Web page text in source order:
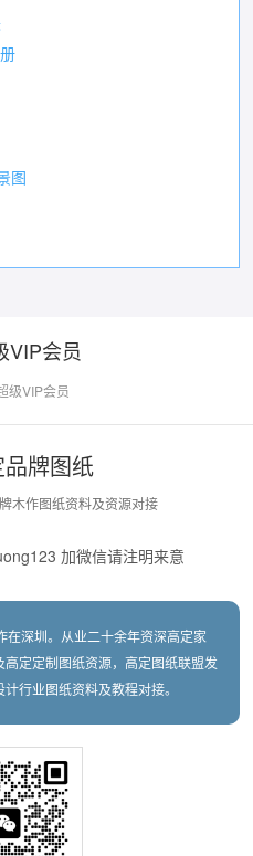
图
VIP会员
级VIP会员
牌图纸
木作图纸资料及资源对接
加微信请注明来意
深圳。从业二十余年资深高定家
定定制图纸资源，高定图纸联盟发
行业图纸资料及教程对接。